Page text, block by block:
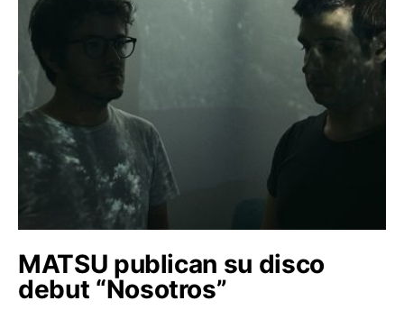
MATSU publican su disco
debut “Nosotros”